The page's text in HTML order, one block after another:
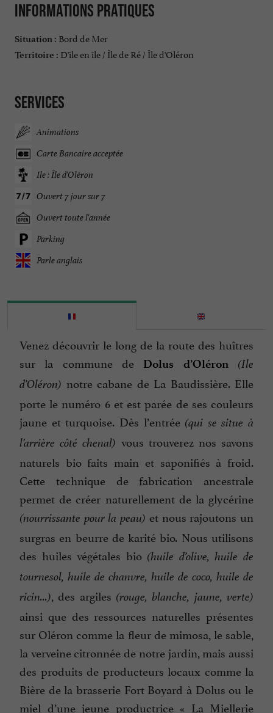
Informations pratiques
Situation : Bord de Mer
Territoire : D'île en île / Île de Ré / Île d'Oléron
Services
Animations
Carte Bancaire acceptée
Ile : Île d'Oléron
Ouvert 7 jour sur 7
Ouvert toute l'année
Parking
Parle anglais
Venez découvrir le long de la route des huîtres
sur la commune de
Dolus d’Oléron
(Ile
d’Oléron) notre cabane de La Baudissière. Elle
porte le numéro 6 et est parée de ses couleurs
jaune et turquoise. Dès l’entrée (qui se situe à
l’arrière côté chenal) vous trouverez nos savons
naturels bio faits main et saponifiés à froid.
Cette technique de fabrication ancestrale
permet de créer naturellement de la glycérine
(nourrissante pour la peau) et nous rajoutons un
surgras en beurre de karité bio. Nous utilisons
des huiles végétales bio (huile d’olive, huile de
tournesol, huile de chanvre, huile de coco, huile de
ricin...), des argiles (rouge, blanche, jaune, verte)
ainsi que des ressources naturelles présentes
sur Oléron comme la fleur de mimosa, le sable,
la verveine citronnée de notre jardin, mais aussi
des produits de producteurs locaux comme la
Bière de la brasserie Fort Boyard à Dolus ou le
miel d’une jeune productrice « La Miellerie